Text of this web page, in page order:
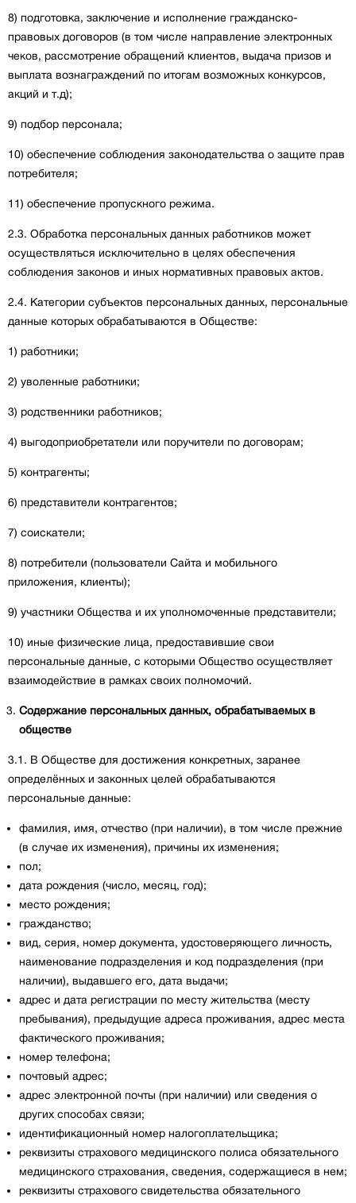
8) подготовка, заключение и исполнение гражданско-
правовых договоров (в том числе направление электронных
чеков, рассмотрение обращений клиентов, выдача призов и
выплата вознаграждений по итогам возможных конкурсов,
акций и т.д);
9) подбор персонала;
10) обеспечение соблюдения законодательства о защите прав
потребителя;
11) обеспечение пропускного режима.
2.3. Обработка персональных данных работников может
осуществляться исключительно в целях обеспечения
соблюдения законов и иных нормативных правовых актов.
2.4. Категории субъектов персональных данных, персональные
данные которых обрабатываются в Обществе:
1) работники;
2) уволенные работники;
3) родственники работников;
4) выгодоприобретатели или поручители по договорам;
5) контрагенты;
6) представители контрагентов;
7) соискатели;
8) потребители (пользователи Сайта и мобильного
приложения, клиенты);
9) участники Общества и их уполномоченные представители;
10) иные физические лица, предоставившие свои
персональные данные, с которыми Общество осуществляет
взаимодействие в рамках своих полномочий.
Содержание персональных данных, обрабатываемых в
обществе
3.1. В Обществе для достижения конкретных, заранее
определённых и законных целей обрабатываются
персональные данные:
фамилия, имя, отчество (при наличии), в том числе прежние
(в случае их изменения), причины их изменения;
пол;
дата рождения (число, месяц, год);
место рождения;
гражданство;
вид, серия, номер документа, удостоверяющего личность,
наименование подразделения и код подразделения (при
наличии), выдавшего его, дата выдачи;
адрес и дата регистрации по месту жительства (месту
пребывания), предыдущие адреса проживания, адрес места
фактического проживания;
номер телефона;
почтовый адрес;
адрес электронной почты (при наличии) или сведения о
других способах связи;
идентификационный номер налогоплательщика;
реквизиты страхового медицинского полиса обязательного
медицинского страхования, сведения, содержащиеся в нем;
реквизиты страхового свидетельства обязательного